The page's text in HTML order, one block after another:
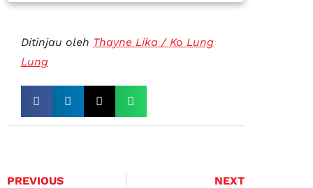
Ditinjau oleh Thayne Lika / Ko Lung
Lung
PREVIOUS NEXT